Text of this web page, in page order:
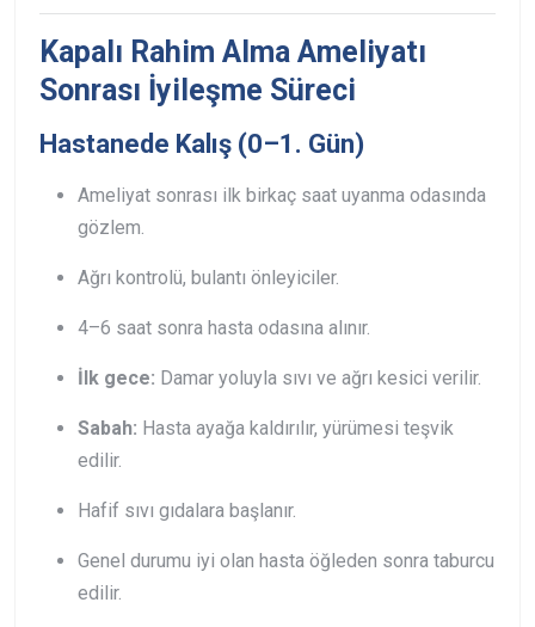
Kapalı Rahim Alma Ameliyatı
Sonrası İyileşme Süreci
Hastanede Kalış (0–1. Gün)
Ameliyat sonrası ilk birkaç saat uyanma odasında
gözlem.
Ağrı kontrolü, bulantı önleyiciler.
4–6 saat sonra hasta odasına alınır.
İlk gece: Damar yoluyla sıvı ve ağrı kesici verilir.
Sabah: Hasta ayağa kaldırılır, yürümesi teşvik
edilir.
Hafif sıvı gıdalara başlanır.
Genel durumu iyi olan hasta öğleden sonra taburcu
edilir.